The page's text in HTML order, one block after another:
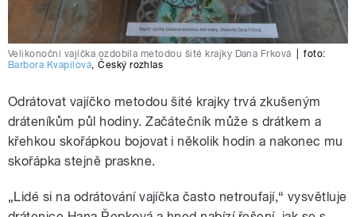
Velikonoční vajíčka ozdobila metodou šité krajky Dana Frková
foto:
Barbora Kvapilová,Český rozhlas
Odrátovat vajíčko metodou šité krajky trvá zkušeným
dráteníkům půl hodiny. Začátečník může s drátkem a
křehkou skořápkou bojovat i několik hodin a nakonec mu
skořápka stejně praskne.
„Lidé si na odrátování vajíčka často netroufají,“ vysvětluje